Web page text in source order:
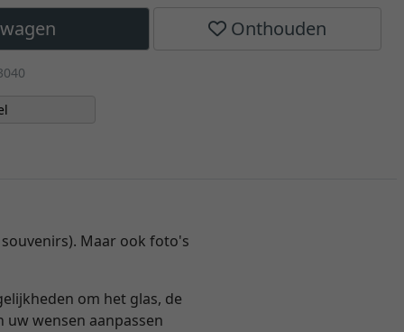
Onthouden
Maar ook foto's
om het glas, de
wensen aanpassen